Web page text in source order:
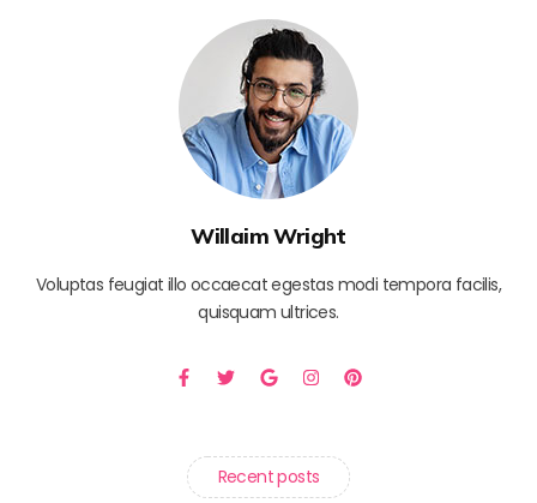
Willaim Wright
Voluptas feugiat illo occaecat egestas modi tempora facilis,
quisquam ultrices.
Recent posts